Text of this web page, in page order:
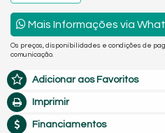
Mais Informações via
Os preços, disponibilidades e condições de
comunicação.
Adicionar aos Favoritos
Imprimir
Financiamentos